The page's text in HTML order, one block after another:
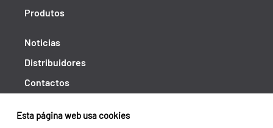
Esta página web usa cookies
Produtos
Noticias
Distribuidores
Contactos
Shipping returns